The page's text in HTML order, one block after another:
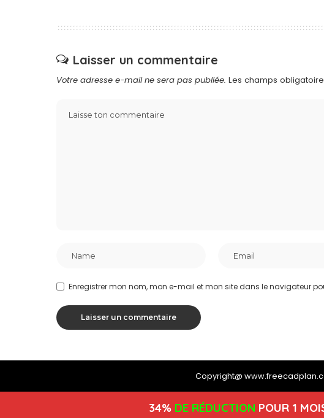
Laisser un commentaire
Votre adresse e-mail ne sera pas publiée. Les champs
Enregistrer mon nom, mon e-mail et mon site dans le navigateur
Copyright@
34%DE RÉDUCTION POUR 1